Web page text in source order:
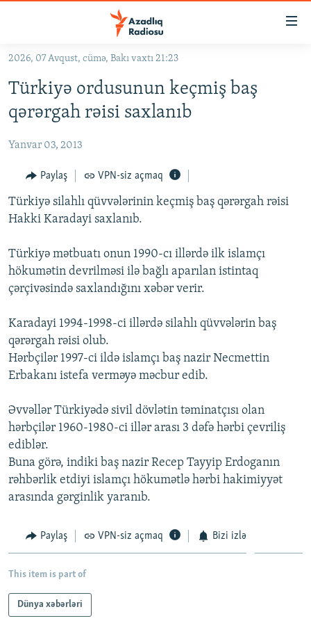
Əsas
qayıt
Əsas
naviqasiyaya
qayıt
#İZAHLA
KORRUPSIOMETR
#ƏSLINDƏ
FƏRQƏ BAX
QANUNI DOĞRU
ARAŞDIRMA
MULTIMEDIA
VIDEO
İNFOQRAFIKA
KARIKATURA
RADIO ARXIV
AZƏRBAYCAN ƏDƏBIYYATI KITABXANASI
İSLAM VƏ DEMOKRATIYA
İZ - MƏDƏNIYYƏT PROQRAMI
HAQQIMIZDA
MISSIYAMIZ
PEŞƏ ETIKASI VƏ JURNALISTIKA STANDARTLARIMIZ
MATERIALLARIMIZDAN ISTIFADƏ
BIZIMLƏ ƏLAQƏ
XƏBƏR BÜLLETENLƏRIMIZ
BIZI IZLƏ
RFE/RL-in bütün saytları
2026, 07 Avqust, cümə, Bakı vaxtı 21:23
Türkiyə ordusunun keçmiş baş
qərərgah rəisi saxlanıb
Yanvar 03, 2013
Paylaş VPN-siz açmaq
Türkiyə silahlı qüvvələrinin keçmiş baş qərərgah rəisi
Hakki Karadayi saxlanıb.
Türkiyə mətbuatı onun 1990-cı illərdə ilk islamçı
hökumətin devrilməsi ilə bağlı aparılan istintaq
çərçivəsində saxlandığını xəbər verir.
Karadayi 1994-1998-ci illərdə silahlı qüvvələrin baş
qərərgah rəisi olub.
Hərbçilər 1997-ci ildə islamçı baş nazir Necmettin
Erbakanı istefa verməyə məcbur edib.
Əvvəllər Türkiyədə sivil dövlətin təminatçısı olan
hərbçilər 1960-1980-ci illər arası 3 dəfə hərbi çevriliş
ediblər.
Buna görə, indiki baş nazir Recep Tayyip Erdoganın
rəhbərlik etdiyi islamçı hökumətlə hərbi hakimiyyət
arasında gərginlik yaranıb.
Paylaş VPN-siz açmaq Bizi izlə
This item is part of
Dünya xəbərləri